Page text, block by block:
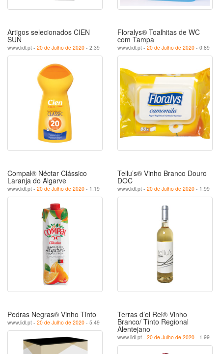
Artigos selecionados CIEN
SUN
www.lidl.pt - 20 de Julho de 2020 - 2.39
Floralys® Toalhitas de WC
com Tampa
www.lidl.pt - 20 de Julho de 2020 - 0.89
Compal® Néctar Clássico
Laranja do Algarve
www.lidl.pt - 20 de Julho de 2020 - 1.19
Tellu’s® Vinho Branco Douro
DOC
www.lidl.pt - 20 de Julho de 2020 - 1.99
Pedras Negras® Vinho Tinto
www.lidl.pt - 20 de Julho de 2020 - 5.49
Terras d’el Rei® Vinho
Branco/ Tinto Regional
Alentejano
www.lidl.pt - 20 de Julho de 2020 - 1.99